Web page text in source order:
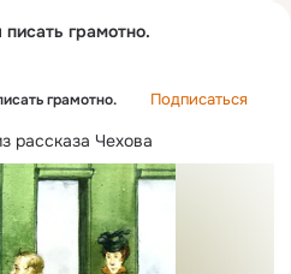
грамотно.
грамотно. Подписаться
рассказа Чехова